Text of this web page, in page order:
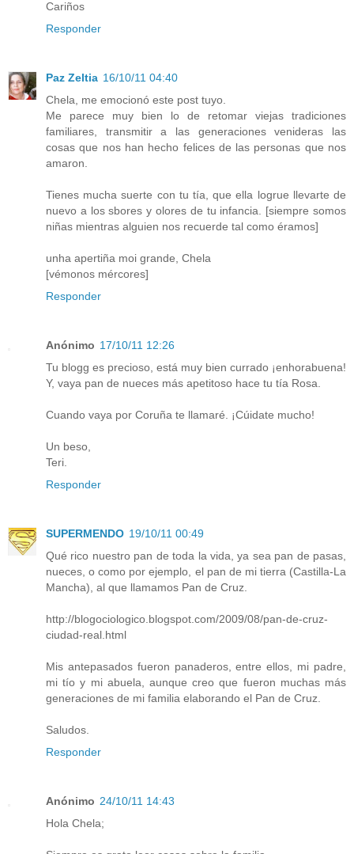
Cariños
Responder
Paz Zeltia 16/10/11 04:40
Chela, me emocionó este post tuyo.
Me parece muy bien lo de retomar viejas tradiciones
familiares, transmitir a las generaciones venideras las
cosas que nos han hecho felices de las personas que nos
amaron.
Tienes mucha suerte con tu tía, que ella logrue llevarte de
nuevo a los sbores y olores de tu infancia. [siempre somos
niñas mientras alguien nos recuerde tal como éramos]
unha apertiña moi grande, Chela
[vémonos mércores]
Responder
Anónimo 17/10/11 12:26
Tu blogg es precioso, está muy bien currado ¡enhorabuena!
Y, vaya pan de nueces más apetitoso hace tu tía Rosa.
Cuando vaya por Coruña te llamaré. ¡Cúidate mucho!
Un beso,
Teri.
Responder
SUPERMENDO 19/10/11 00:49
Qué rico nuestro pan de toda la vida, ya sea pan de pasas,
nueces, o como por ejemplo, el pan de mi tierra (Castilla-La
Mancha), al que llamamos Pan de Cruz.
http://blogociologico.blogspot.com/2009/08/pan-de-cruz-
ciudad-real.html
Mis antepasados fueron panaderos, entre ellos, mi padre,
mi tío y mi abuela, aunque creo que fueron muchas más
generaciones de mi familia elaborando el Pan de Cruz.
Saludos.
Responder
Anónimo 24/10/11 14:43
Hola Chela;